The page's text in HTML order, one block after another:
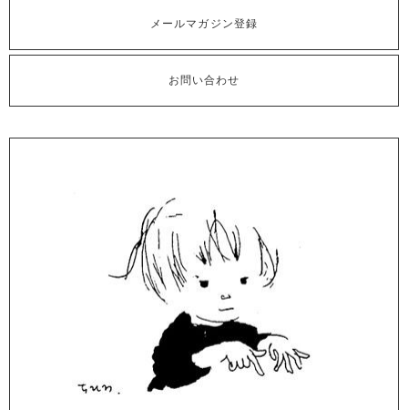
メールマガジン登録
お問い合わせ